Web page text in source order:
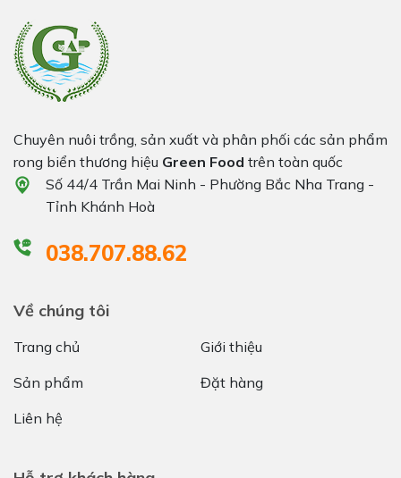
Chuyên nuôi trồng, sản xuất và phân phối các sản phẩm
rong biển thương hiệu Green Food trên toàn quốc
Số 44/4 Trần Mai Ninh - Phường Bắc Nha Trang -
Tỉnh Khánh Hoà
038.707.88.62
Về chúng tôi
Trang chủ
Giới thiệu
Sản phẩm
Đặt hàng
Liên hệ